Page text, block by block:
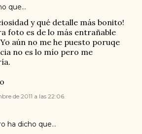
que…
y qué detalle más bonito!
foto es de lo más entrañable
aún no me he puesto poruqe
no es lo mío pero me
de 2011 a las 22:06
ha dicho que…